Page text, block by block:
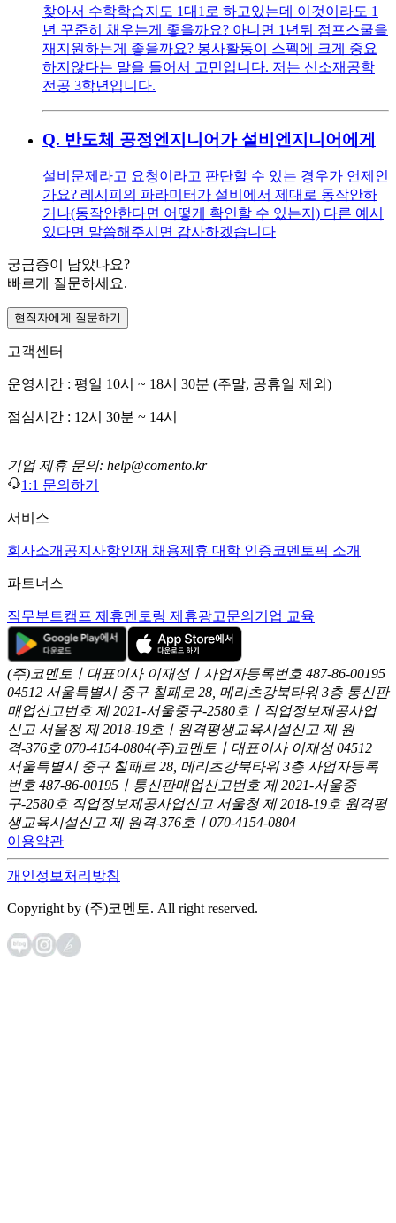
찾아서 수학학습지도 1대1로 하고있는데 이것이라도 1
년 꾸준히 채우는게 좋을까요? 아니면 1년뒤 점프스쿨을
재지원하는게 좋을까요? 봉사활동이 스펙에 크게 중요
하지않다는 말을 들어서 고민입니다. 저는 신소재공학
전공 3학년입니다.
Q. 반도체 공정엔지니어가 설비엔지니어에게
설비문제라고 요청이라고 판단할 수 있는 경우가 언제인
가요? 레시피의 파라미터가 설비에서 제대로 동작안하
거나(동작안한다면 어떻게 확인할 수 있는지) 다른 예시
있다면 말씀해주시면 감사하겠습니다
궁금증이 남았나요?
빠르게 질문하세요.
현직자에게 질문하기
고객센터
운영시간 : 평일 10시 ~ 18시 30분 (주말, 공휴일 제외)
점심시간 : 12시 30분 ~ 14시
기업 제휴 문의: help@comento.kr
1:1 문의하기
서비스
회사소개 공지사항인재 채용제휴 대학 인증코멘토픽 소개
파트너스
직무부트캠프 제휴멘토링 제휴광고문의 기업 교육
(주)코멘토ㅣ대표이사 이재성ㅣ사업자등록번호 487-86-00195
04512 서울특별시 중구 칠패로 28, 메리츠강북타워 3층 통신판
매업신고번호 제 2021-서울중구-2580호ㅣ직업정보제공사업
신고 서울청 제 2018-19호ㅣ원격평생교육시설신고 제 원
격-376호 070-4154-0804(주)코멘토ㅣ대표이사 이재성 04512
서울특별시 중구 칠패로 28, 메리츠강북타워 3층 사업자등록
번호 487-86-00195ㅣ통신판매업신고번호 제 2021-서울중
구-2580호 직업정보제공사업신고 서울청 제 2018-19호 원격평
생교육시설신고 제 원격-376호ㅣ070-4154-0804
이용약관
개인정보처리방침
Copyright by (주)코멘토. All right reserved.